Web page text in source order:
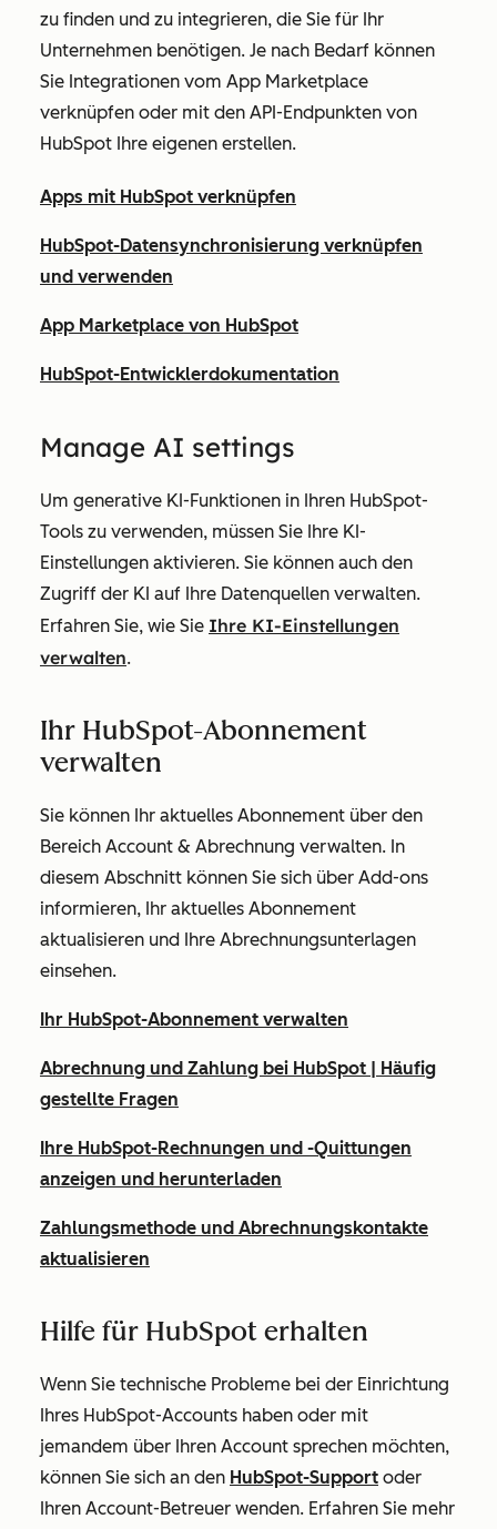
zu finden und zu integrieren, die Sie für Ihr
Unternehmen benötigen. Je nach Bedarf können
Sie Integrationen vom App Marketplace
verknüpfen oder mit den API-Endpunkten von
HubSpot Ihre eigenen erstellen.
Apps mit HubSpot verknüpfen
HubSpot-Datensynchronisierung verknüpfen
und verwenden
App Marketplace von HubSpot
HubSpot-Entwicklerdokumentation
Manage AI settings
Um generative KI-Funktionen in Ihren HubSpot-
Tools zu verwenden, müssen Sie Ihre KI-
Einstellungen aktivieren. Sie können auch den
Zugriff der KI auf Ihre Datenquellen verwalten.
Erfahren Sie, wie Sie Ihre KI-Einstellungen
verwalten.
Ihr HubSpot-Abonnement
verwalten
Sie können Ihr aktuelles Abonnement über den
Bereich Account & Abrechnung verwalten. In
diesem Abschnitt können Sie sich über Add-ons
informieren, Ihr aktuelles Abonnement
aktualisieren und Ihre Abrechnungsunterlagen
einsehen.
Ihr HubSpot-Abonnement verwalten
Abrechnung und Zahlung bei HubSpot | Häufig
gestellte Fragen
Ihre HubSpot-Rechnungen und -Quittungen
anzeigen und herunterladen
Zahlungsmethode und Abrechnungskontakte
aktualisieren
Hilfe für HubSpot erhalten
Wenn Sie technische Probleme bei der Einrichtung
Ihres HubSpot-Accounts haben oder mit
jemandem über Ihren Account sprechen möchten,
können Sie sich an den HubSpot-Support oder
Ihren Account-Betreuer wenden. Erfahren Sie mehr